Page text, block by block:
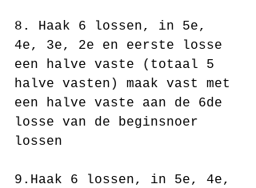
8. Haak 6 lossen, in 5e,
4e, 3e, 2e en eerste losse
een halve vaste (totaal 5
halve vasten) maak vast met
een halve vaste aan de 6de
losse van de beginsnoer
lossen
9.Haak 6 lossen, in 5e, 4e,